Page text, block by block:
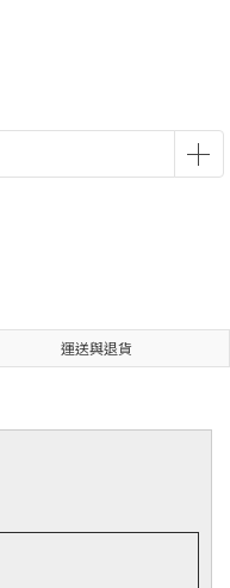
運送與退貨